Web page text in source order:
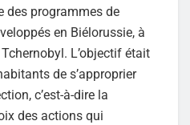
des programmes de
en Biélorussie, à
L’objectif était
de s’approprier
c’est-à-dire la
des actions qui